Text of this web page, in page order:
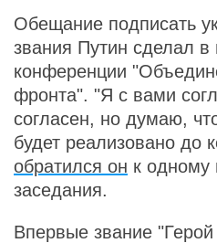
Обещание подписать
звания Путин сделал в
конференции
фронта". "Я с вами
согласен, но думаю,
будет реализовано до
обратился он к одному
заседания.
Впервые звание